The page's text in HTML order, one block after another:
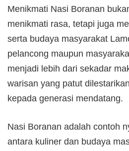
Menikmati Nasi Boranan
menikmati rasa, tetapi juga
serta budaya masyarakat
pelancong maupun
menjadi lebih dari sekadar
warisan yang patut
kepada generasi mendatang.
Nasi Boranan adalah contoh
antara kuliner dan budaya